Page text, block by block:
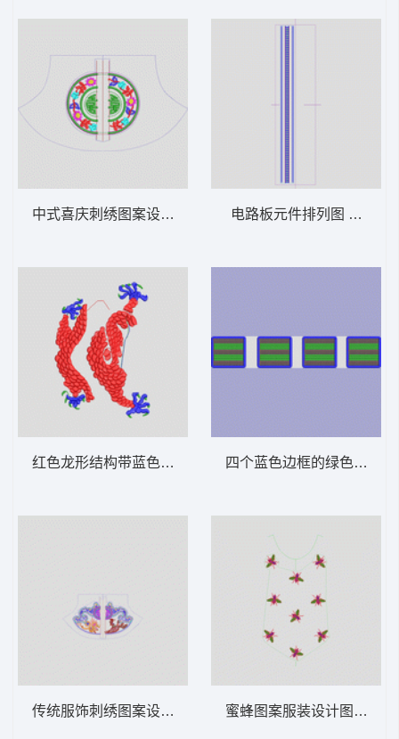
中式喜庆刺绣图案设计 吉祥民族
红色龙形结构带蓝色触手 龙
传统服饰刺绣图案设计图 龙凤吉祥民族
电路板元件排列图 亮片 珠
四个蓝色边框的绿色网格
蜜蜂图案服装设计图 苍蝇